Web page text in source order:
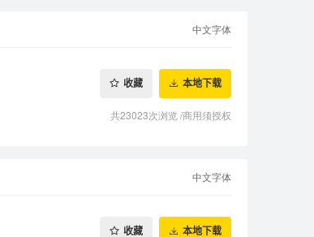
中文字体
收藏 本地下载
共23023次浏览/商用须授权
中文字体
收藏 本地下载